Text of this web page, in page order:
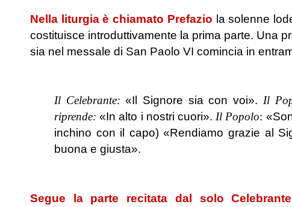
Nella liturgia è chiamato Prefazio la solenne
costituisce introduttivamente la prima parte. Una
sia nel messale di San Paolo VI comincia in
Il Celebrante: «Il Signore sia con voi». Il
riprende: «In alto i nostri cuori».Il Popolo:
inchino con il capo) «Rendiamo grazie al
buona e giusta».
Segue la parte recitata dal solo Celebrante